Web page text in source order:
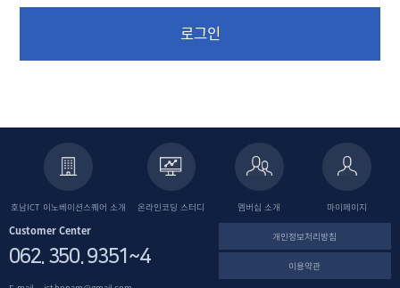
로그인
호남ICT 이노베이션스퀘어소개 온라인코딩스터디 멤버십 소개 마이페이지
Customer Center
062. 350. 9351~4
개인정보처리방침
이용약관